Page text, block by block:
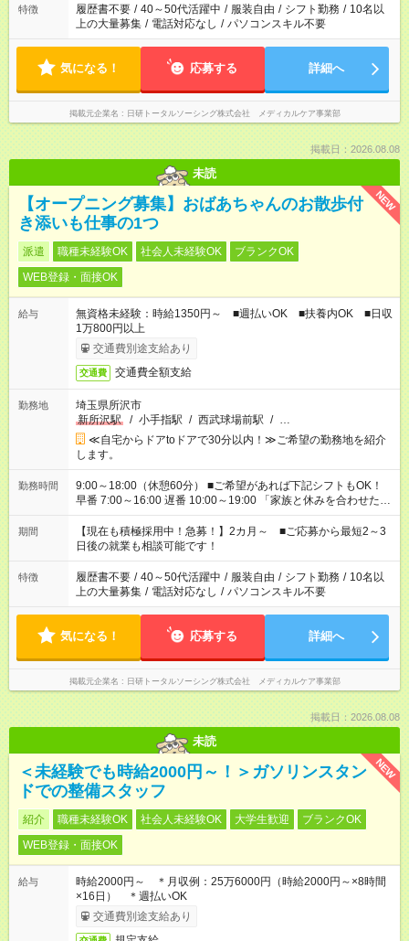
場合は応募できません。
特徴 履歴書不要 / 40～50代活躍中 / 服装自由 / シフト勤務 / 10名以
上の大量募集 / 電話対応なし / パソコンスキル不要
気になる！ 応募する 詳細へ
掲載元企業名 日研トータルソーシング株式会社 メディカルケア事業部
掲載日：2026.08.08
未読
NEW
【オープニング募集】おばあちゃんのお散歩付
き添いも仕事の1つ
派遣 職種未経験OK 社会人未経験OK
ブランクOK
WEB登録・面接OK
給与
無資格未経験：時給1350円～ ■週払いOK ■扶養内OK ■日収
1万800円以上
交通費別途支給あり
交通費 交通費全額支給
勤務地
埼玉県所沢市
新所沢駅
/ 小手指駅 / 西武球場前駅 / …
≪自宅からドアtoドアで30分以内！≫ご希望の勤務地を紹介
します。
勤務時間
9:00～18:00（休憩60分） ■ご希望があれば下記シフトもOK！
早番 7:00～16:00 遅番 10:00～19:00 「家族と休みを合わせた
い」 「余裕を持って夕飯の準備がしたい」 「できれば残業はし
たくない」 など、ご希望を教えてくださいね。 ※Wワーク希望
の方へ 今ご覧のお仕事で希望する勤務時間と、もう1つのお仕事
の勤務時間。 合計で週40時間を超える場合は応募できません。
期間
【現在も積極採用中！急募！】2カ月～ ■ご応募から最短2～3
日後の就業も相談可能です！
特徴 履歴書不要 / 40～50代活躍中 / 服装自由 / シフト勤務 / 10名以
上の大量募集 / 電話対応なし / パソコンスキル不要
気になる！ 応募する 詳細へ
掲載元企業名 日研トータルソーシング株式会社 メディカルケア事業部
掲載日：2026.08.08
未読
NEW
＜未経験でも時給2000円～！＞ガソリンスタン
ドでの整備スタッフ
紹介 職種未経験OK 社会人未経験OK 大学生歓迎
ブランクOK
WEB登録・面接OK
給与
時給2000円～ ＊月収例：25万6000円（時給2000円～×8時間
×16日） ＊週払いOK
交通費別途支給あり